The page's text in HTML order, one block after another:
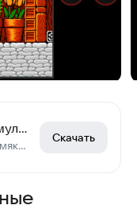
Чип и Дейл Денди эмулятор
Чип и Дейл - злобные хомяки спешат повеселить вас
Скачать